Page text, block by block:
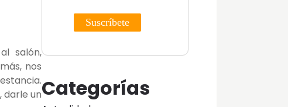
salón,
nos
darle unCategorías